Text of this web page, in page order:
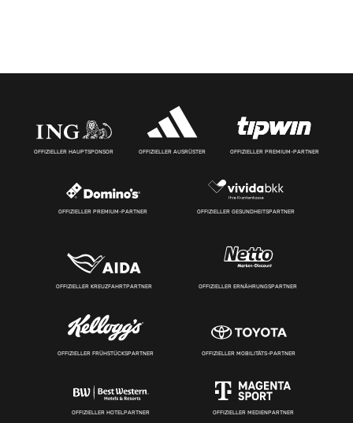
OFFIZIELLER HAUPTSPONSOR OFFIZIELLER AUSRÜSTER OFFIZIELLER PREMIUM-PARTNER
OFFIZIELLER PREMIUM-PARTNER OFFIZIELLER GESUNDHEITSPARTNER
OFFIZIELLER KREUZFAHRTPARTNER OFFIZIELLER ERNÄHRUNGSPARTNER
OFFIZIELLER FRÜHSTÜCKSPARTNER OFFIZIELLER MOBILITÄTS-PARTNER
OFFIZIELLER HOTELPARTNER OFFIZIELLER MEDIENPARTNER